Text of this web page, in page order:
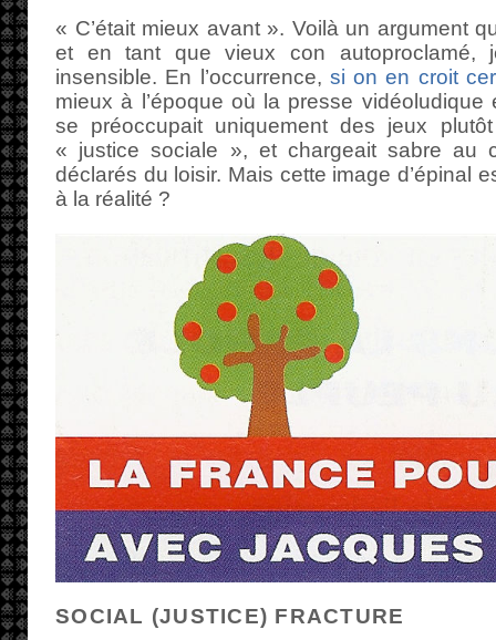
« C’était mieux avant ». Voilà un argument
et en tant que vieux con
insensible. En l’occurrence, si on en croit
mieux à l’époque où la presse
se préoccupait uniquement des jeux
« justice sociale », et chargeait sabre au
déclarés du loisir. Mais cette image d’épinal
à la réalité ?
SOCIAL (JUSTICE) FRACTURE